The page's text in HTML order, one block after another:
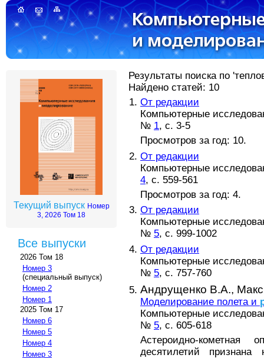
Текущий выпуск Номер
3, 2026 Том 18
Все выпуски
2026 Том 18
Номер 3
(специальный выпуск)
Номер 2
Номер 1
2025 Том 17
Номер 6
Номер 5
Номер 4
Номер 3
Результаты поиска по
Найдено статей: 10
От редакции
Компьютерные
№ 1, с. 3-5
Просмотров за год: 10.
От редакции
Компьютерные
4, с. 559-561
Просмотров за год: 4.
От редакции
Компьютерные
№ 5, с. 999-1002
От редакции
Компьютерные
№ 5, с. 757-760
Андрущенко В.А.,
Моделирование полета и
Компьютерные
№ 5, с. 605-618
Астероидно-кометная
десятилетий признана